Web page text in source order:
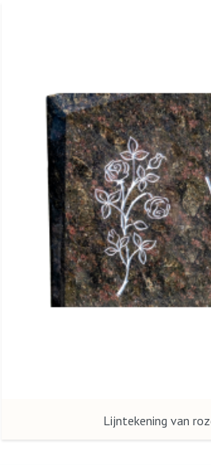
Lijntekening van